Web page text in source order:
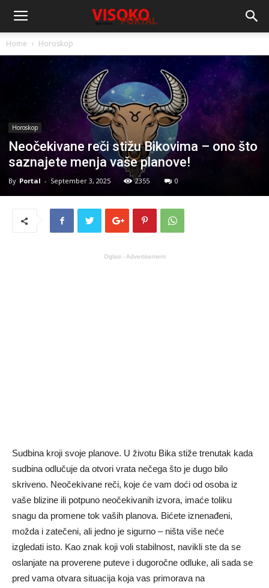
Home Horoskop
Horoskop
Neočekivane reči stižu Bikovima – ono što
saznajete menja vaše planove!
By Portal - September 3, 2025 2355 0
Oglasi - Advertisement
Sudbina kroji svoje planove. U životu Bika stiže trenutak kada
sudbina odlučuje da otvori vrata nečega što je dugo bilo
skriveno. Neočekivane reči, koje će vam doći od osoba iz
vaše blizine ili potpuno neočekivanih izvora, imaće toliku
snagu da promene tok vaših planova. Bićete iznenađeni,
možda i zatečeni, ali jedno je sigurno – ništa više neće
izgledati isto. Kao znak koji voli stabilnost, navikli ste da se
oslanjate na proverene puteve i dugoročne odluke, ali sada se
pred vama otvara situacija koja vas primorava na